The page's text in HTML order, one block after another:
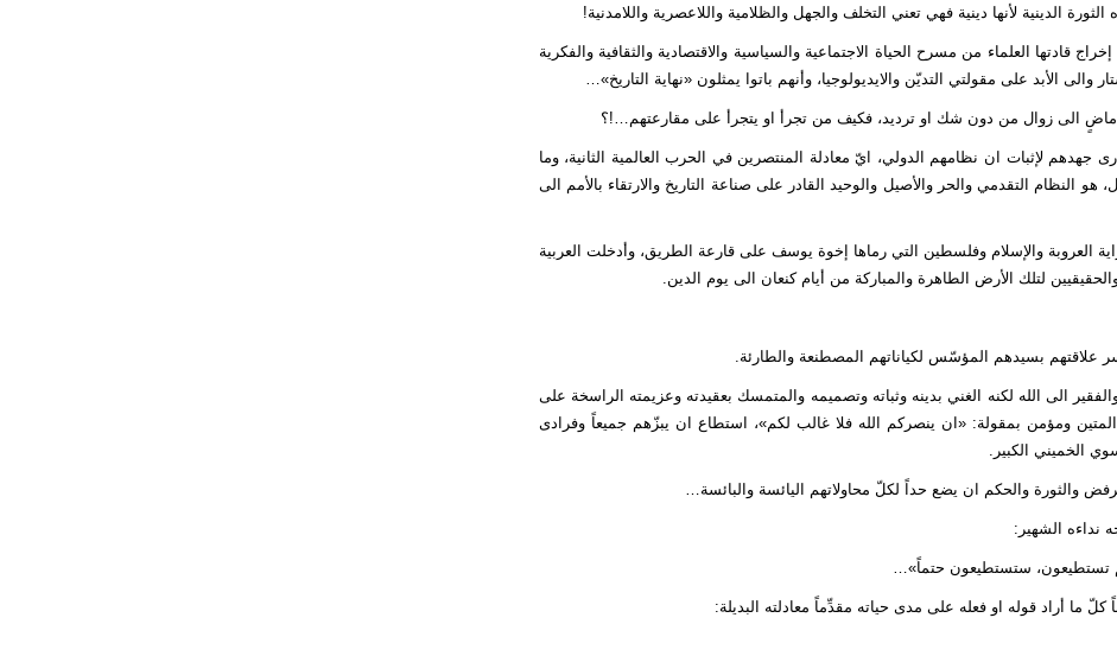
الدينية لأنها دينية فهي تعني التخلف والجهل والظلامية واللاعصرية واللامدنية!
قادتها العلماء من مسرح الحياة الاجتماعية والسياسية والاقتصادية والثقافية والفكرية
الأبد على مقولتي التديّن والايديولوجيا، وأنهم باتوا يمثلون «نهاية التاريخ»…
الى زوال من دون شك او ترديد، فكيف من تجرأ او يتجرأ على مقارعتهم…!؟
جهدهم لإثبات ان نظامهم الدولي، ايّ معادلة المنتصرين في الحرب العالمية الثانية، وما
النظام التقدمي والحر والأصيل والوحيد القادر على صناعة التاريخ والارتقاء بالأمم الى
العروبة والإسلام وفلسطين التي رماها إخوة يوسف على قارعة الطريق، وأدخلت العربية
لتلك الأرض الطاهرة والمباركة من أيام كنعان الى يوم الدين.
علاقتهم بسيدهم المؤسّس لكياناتهم المصطنعة والطارئة.
الى الله لكنه الغني بدينه وثباته وتصميمه والمتمسك بعقيدته وعزيمته الراسخة على
المتين ومؤمن بمقولة: «ان ينصركم الله فلا غالب لكم»، استطاع ان يبزّهم جميعاً وفرادى
الخميني الكبير.
نداءه الشهير:
تستطيعون، ستستطيعون حتماً»…
أراد قوله او فعله على مدى حياته مقدِّماً معادلته البديلة: